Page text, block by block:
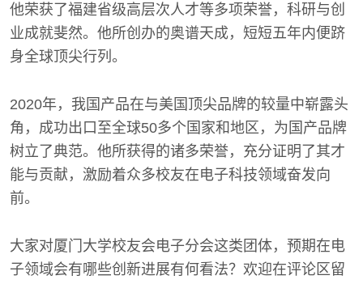
他荣获了福建省级高层次人才等多项荣誉，科研与创
业成就斐然。他所创办的奥谱天成，短短五年内便跻
身全球顶尖行列。
2020年，我国产品在与美国顶尖品牌的较量中崭露头
角，成功出口至全球50多个国家和地区，为国产品牌
树立了典范。他所获得的诸多荣誉，充分证明了其才
能与贡献，激励着众多校友在电子科技领域奋发向
前。
大家对厦门大学校友会电子分会这类团体，预期在电
子领域会有哪些创新进展有何看法？欢迎在评论区留